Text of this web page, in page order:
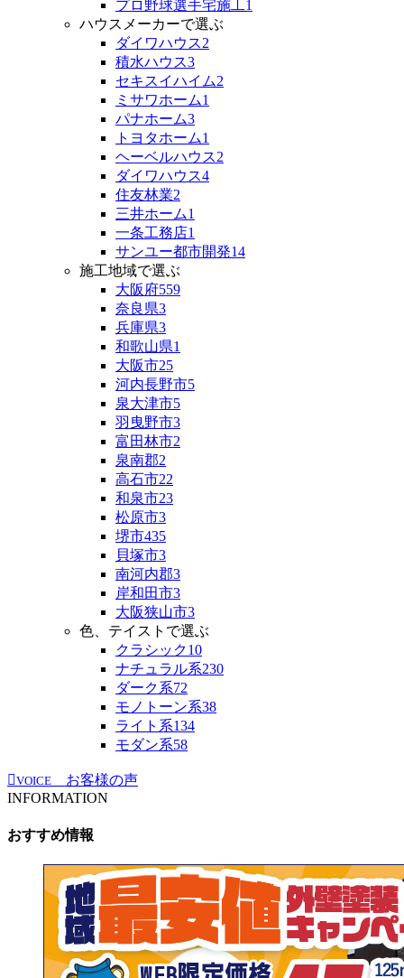
プロ野球選手宅施工 1
ハウスメーカーで選ぶ
ダイワハウス2
積水ハウス3
セキスイハイム2
ミサワホーム1
パナホーム3
トヨタホーム1
ヘーベルハウス2
ダイワハウス4
住友林業2
三井ホーム1
一条工務店1
サンユー都市開発14
施工地域で選ぶ
大阪府559
奈良県3
兵庫県3
和歌山県1
大阪市25
河内長野市5
泉大津市5
羽曳野市3
富田林市2
泉南郡2
高石市22
和泉市23
松原市3
堺市435
貝塚市3
南河内郡3
岸和田市3
大阪狭山市3
色、テイストで選ぶ
クラシック10
ナチュラル系230
ダーク系72
モノトーン系38
ライト系134
モダン系58
VOICE
お客様の声
INFORMATION
おすすめ情報